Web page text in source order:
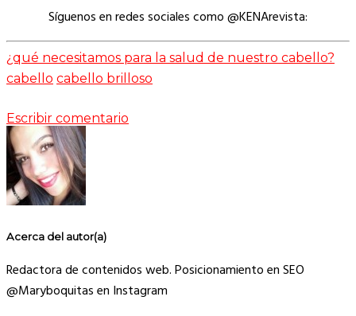
Síguenos en redes sociales como @KENArevista:
¿qué necesitamos para la salud de nuestro cabello?
cabello cabello brilloso
Escribir comentario
Acerca del autor(a)
Redactora de contenidos web. Posicionamiento en SEO
@Maryboquitas en Instagram